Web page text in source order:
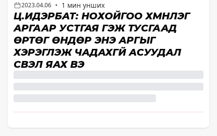
2023.04.06 • 1 мин унших
Ц.ИДЭРБАТ: НОХОЙГОО ХҮМҮҮНЛЭГ
АРГААР УСТГАЯ ГЭЖ ТУСГААД
ӨРТӨГ ӨНДӨР ЭНЭ АРГЫГ
ХЭРЭГЛЭЖ ЧАДАХГҮЙ АСУУДАЛ
ҮҮСВЭЛ ЯАХ ВЭ